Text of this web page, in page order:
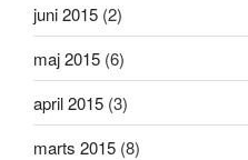
juni 2015 (2)
maj 2015 (6)
april 2015 (3)
marts 2015 (8)